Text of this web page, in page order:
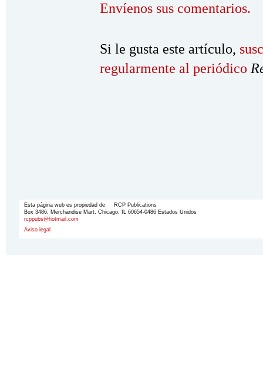
Envíenos sus comentarios.
Si le gusta este artículo,
regularmente al periódico
Esta página web es propiedad de RCP Publications
Box 3486, Merchandise Mart, Chicago, IL 60654-0486 Estados Unidos
rcppubs@hotmail.com
Aviso legal